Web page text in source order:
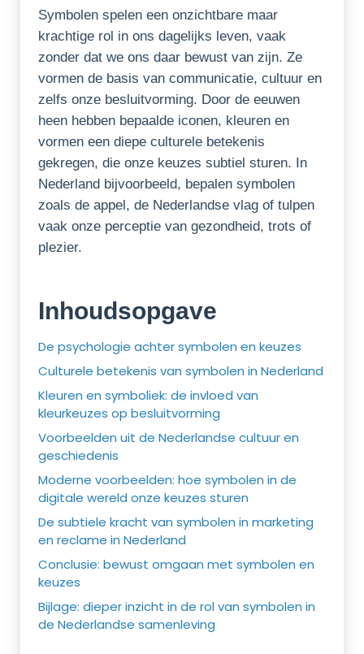
Symbolen spelen een onzichtbare maar
krachtige rol in ons dagelijks leven, vaak
zonder dat we ons daar bewust van zijn. Ze
vormen de basis van communicatie, cultuur en
zelfs onze besluitvorming. Door de eeuwen
heen hebben bepaalde iconen, kleuren en
vormen een diepe culturele betekenis
gekregen, die onze keuzes subtiel sturen. In
Nederland bijvoorbeeld, bepalen symbolen
zoals de appel, de Nederlandse vlag of tulpen
vaak onze perceptie van gezondheid, trots of
plezier.
Inhoudsopgave
De psychologie achter symbolen en keuzes
Culturele betekenis van symbolen in Nederland
Kleuren en symboliek: de invloed van
kleurkeuzes op besluitvorming
Voorbeelden uit de Nederlandse cultuur en
geschiedenis
Moderne voorbeelden: hoe symbolen in de
digitale wereld onze keuzes sturen
De subtiele kracht van symbolen in marketing
en reclame in Nederland
Conclusie: bewust omgaan met symbolen en
keuzes
Bijlage: dieper inzicht in de rol van symbolen in
de Nederlandse samenleving